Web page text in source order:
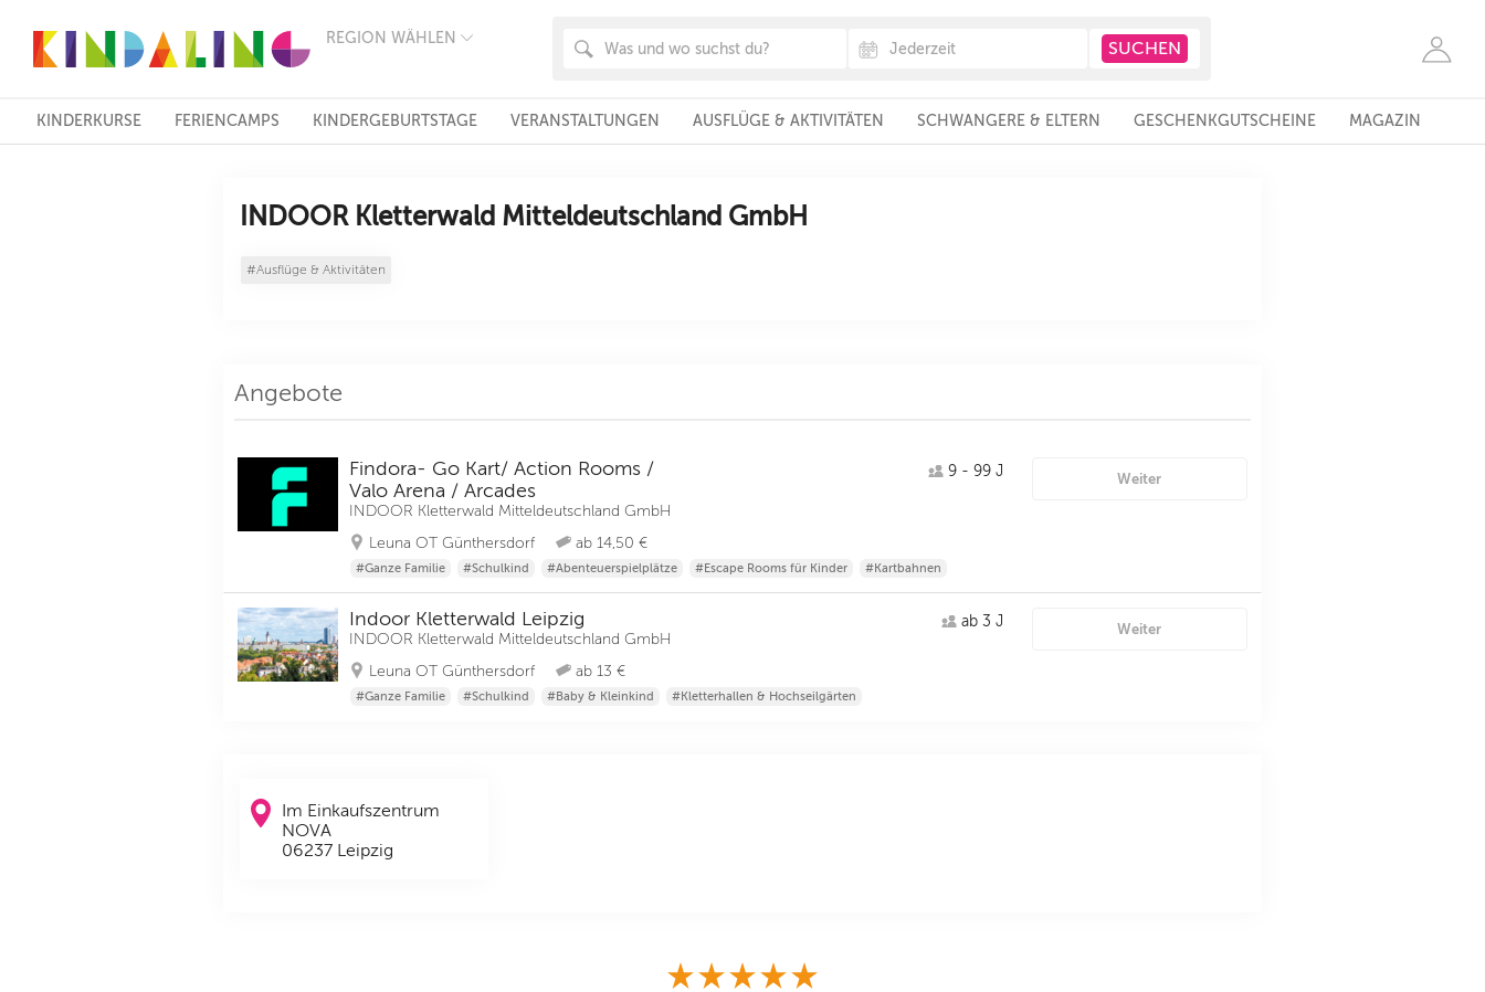
REGION WÄHLEN
FRANKFURT
KÖLN
ESSEN
HANNOVER
DRESDEN
KINDERKURSE FERIENCAMPS KINDERGEBURTSTAGE VERANSTALTUNGEN AUSFLÜGE & AKTIVITÄTEN SCHWANGERE & ELTERN GESCHENKGUTSCHEINE MAGAZIN
INDOOR Kletterwald Mitteldeutschland GmbH
#Ausflüge & Aktivitäten
Angebote
Findora- Go Kart/ Action Rooms /
Valo Arena / Arcades
INDOOR Kletterwald Mitteldeutschland GmbH
Leuna OT Günthersdorf
ab 14,50 €
9 - 99 J
#Ganze Familie #Schulkind #Abenteuerspielplätze #Escape Rooms für Kinder #Kartbahnen
Weiter
Indoor Kletterwald Leipzig
INDOOR Kletterwald Mitteldeutschland GmbH
Leuna OT Günthersdorf
ab 13 €
ab 3 J
#Ganze Familie #Schulkind #Baby & Kleinkind #Kletterhallen & Hochseilgärten
Weiter
Im Einkaufszentrum
NOVA
06237 Leipzig